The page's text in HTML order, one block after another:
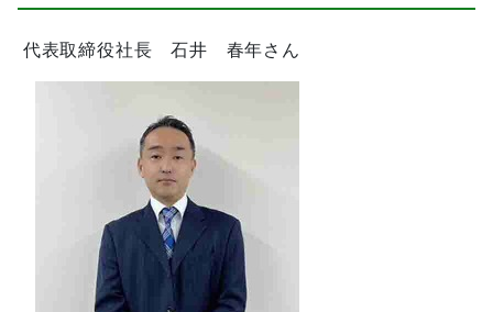
代表取締役社長 石井 春年さん